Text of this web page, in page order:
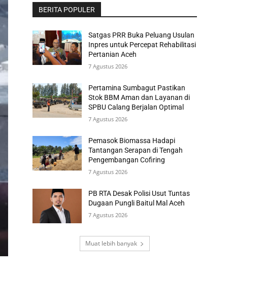
BERITA POPULER
Satgas PRR Buka Peluang Usulan
Inpres untuk Percepat Rehabilitasi
Pertanian Aceh
7 Agustus 2026
Pertamina Sumbagut Pastikan
Stok BBM Aman dan Layanan di
SPBU Calang Berjalan Optimal
7 Agustus 2026
Pemasok Biomassa Hadapi
Tantangan Serapan di Tengah
Pengembangan Cofiring
7 Agustus 2026
PB RTA Desak Polisi Usut Tuntas
Dugaan Pungli Baitul Mal Aceh
7 Agustus 2026
Muat lebih banyak